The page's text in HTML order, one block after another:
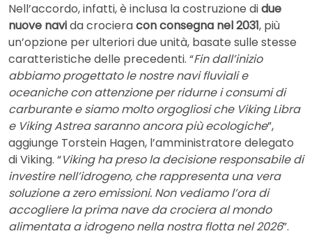
Nell’accordo, infatti, è inclusa la costruzione didue
nuove navida crocieracon consegna nel 2031, più
un’opzione per ulteriori due unità, basate sulle stesse
caratteristiche delle precedenti. “Fin dall’inizio
abbiamo progettato le nostre navi fluviali e
oceaniche con attenzione per ridurne i consumi di
carburante e siamo molto orgogliosi che Viking Libra
e Viking Astrea saranno ancora più ecologiche”,
aggiunge Torstein Hagen, l’amministratore delegato
di Viking. “Viking ha preso la decisione responsabile di
investire nell’idrogeno, che rappresenta una vera
soluzione a zero emissioni. Non vediamo l’ora di
accogliere la prima nave da crociera al mondo
alimentata a idrogeno nella nostra flotta nel 2026”.